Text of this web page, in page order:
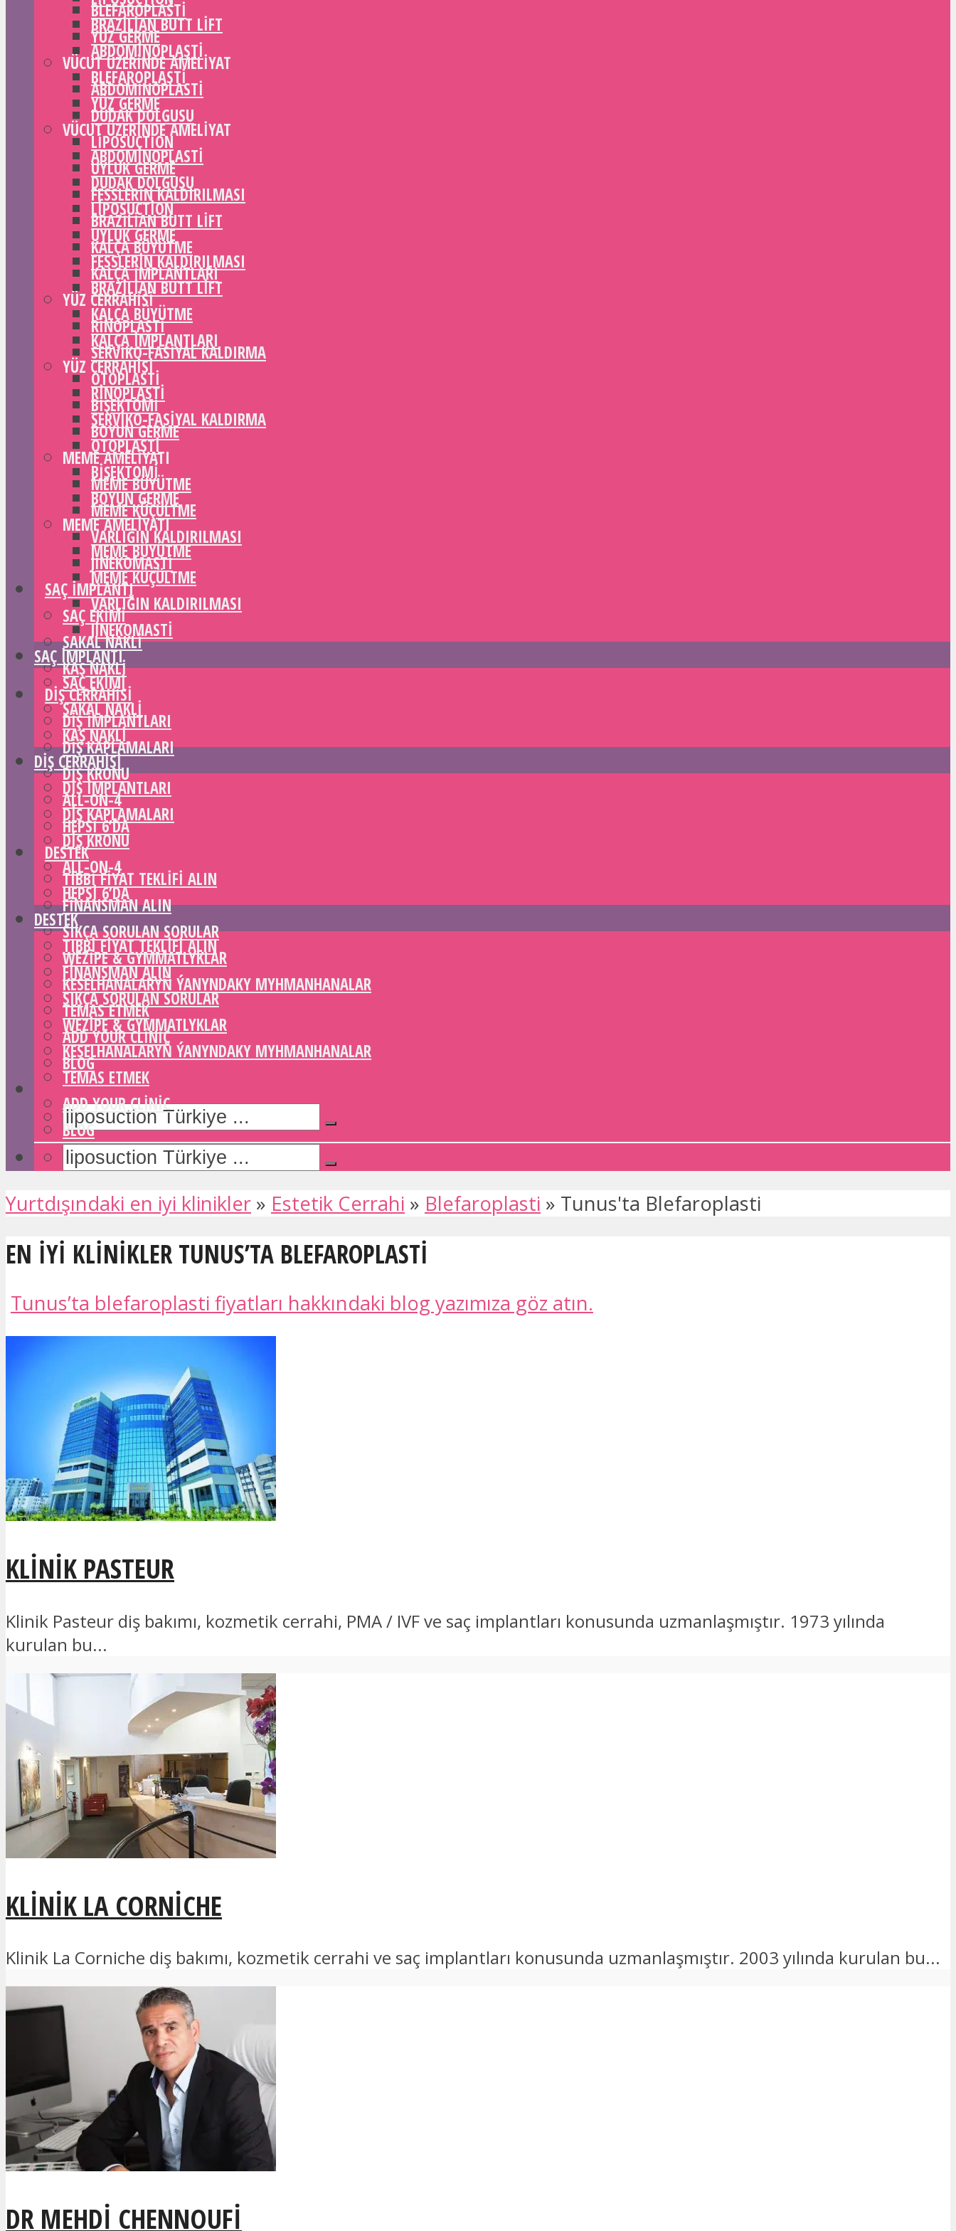
BLEFAROPLASTI
YÜZ GERME
VÜCUT ÜZERINDE AMELIYAT
ABDOMINOPLASTI
DUDAK DOLGUSU
LIPOSUCTION
UYLUK GERME
FESSLERIN KALDIRILMASI
BRAZILIAN BUTT LIFT
KALÇA BÜYÜTME
KALÇA IMPLANTLARI
YÜZ CERRAHISI
RINOPLASTI
SERVIKO-FASIYAL KALDIRMA
OTOPLASTI
BIŞEKTOMI
BOYUN GERME
MEME AMELIYATI
MEME BÜYÜTME
MEME KÜÇÜLTME
VARLIĞIN KALDIRILMASI
JINEKOMASTI
SAÇ IMPLANTI
SAÇ EKIMI
SAKAL NAKLI
KAŞ NAKLI
DIŞ CERRAHISI
DIŞ IMPLANTLARI
DIŞ KAPLAMALARI
DIŞ KRONU
ALL-ON-4
HEPSI 6’DA
DESTEK
TIBBI FIYAT TEKLIFI ALIN
FINANSMAN ALIN
SIKÇA SORULAN SORULAR
WEZIPE & GYMMATLYKLAR
KESELHANALARYŇ ÝANYNDAKY MYHMANHANALAR
TEMAS ETMEK
ADD YOUR CLINIC
BLOG
BRAZILIAN BUTT LIFT
ABDOMINOPLASTI
BLEFAROPLASTI
YÜZ GERME
VÜCUT ÜZERINDE AMELIYAT
ABDOMINOPLASTI
DUDAK DOLGUSU
LIPOSUCTION
UYLUK GERME
FESSLERIN KALDIRILMASI
BRAZILIAN BUTT LIFT
KALÇA BÜYÜTME
KALÇA IMPLANTLARI
YÜZ CERRAHISI
RINOPLASTI
SERVIKO-FASIYAL KALDIRMA
OTOPLASTI
BIŞEKTOMI
BOYUN GERME
MEME AMELIYATI
MEME BÜYÜTME
MEME KÜÇÜLTME
VARLIĞIN KALDIRILMASI
JINEKOMASTI
SAÇ IMPLANTI
SAÇ EKIMI
SAKAL NAKLI
KAŞ NAKLI
DIŞ CERRAHISI
DIŞ IMPLANTLARI
DIŞ KAPLAMALARI
DIŞ KRONU
ALL-ON-4
HEPSI 6’DA
DESTEK
TIBBI FIYAT TEKLIFI ALIN
FINANSMAN ALIN
SIKÇA SORULAN SORULAR
WEZIPE & GYMMATLYKLAR
KESELHANALARYŇ ÝANYNDAKY MYHMANHANALAR
TEMAS ETMEK
ADD YOUR CLINIC
BLOG
Yurtdışındaki en iyi klinikler » Estetik Cerrahi » Blefaroplasti » Tunus'ta Blefaroplasti
EN IYI KLINIKLER TUNUS’TA BLEFAROPLASTI
Tunus’ta blefaroplasti fiyatları hakkındaki blog yazımıza göz atın.
KLINIK PASTEUR
Klinik Pasteur diş bakımı, kozmetik cerrahi, PMA / IVF ve saç implantları konusunda uzmanlaşmıştır. 1973 yılında
kurulan bu...
KLINIK LA CORNICHE
Klinik La Corniche diş bakımı, kozmetik cerrahi ve saç implantları konusunda uzmanlaşmıştır. 2003 yılında kurulan bu...
DR MEHDI CHENNOUFI